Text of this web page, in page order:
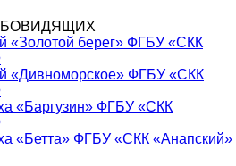
«Золотой берег» ФГБУ «СКК
«Дивноморское» ФГБУ «СКК
«Баргузин» ФГБУ «СКК
«Бетта» ФГБУ «СКК «Анапский»